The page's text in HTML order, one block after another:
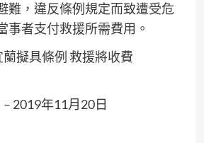
難，違反條例規定而致遭受危
事者支付救援所需費用。
2019年11月20日